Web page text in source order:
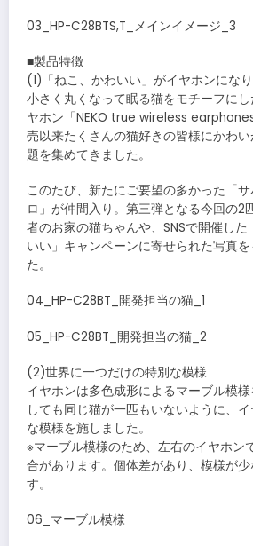
03_HP-C28BTS,T_メインイメージ_3
■製品特徴
(1)「ねこ、かわいい」がイヤホンにな
小さく丸くなって眠る猫をモチーフに
ヤホン「NEKO true wireless
売以来たくさんの猫好きの皆様にかわ
題を集めてきました。
このたび、新たにご要望の多かった「
ロ」が仲間入り。第三弾となる今回の2
者のお家の猫ちゃんや、SNSで開催し
いい」キャンペーンに寄せられた写真
た。
04_HP-C28BT_開発担当の猫_1
05_HP-C28BT_開発担当の猫_2
(2)世界に一つだけの特別な模様
イヤホンは多色成形によるマーブル模
しても同じ猫が一匹もいないように、
な模様を施しました。
※マーブル模様のため、左右のイヤホン
合があります。個体差があり、模様が
す。
06_マーブル模様